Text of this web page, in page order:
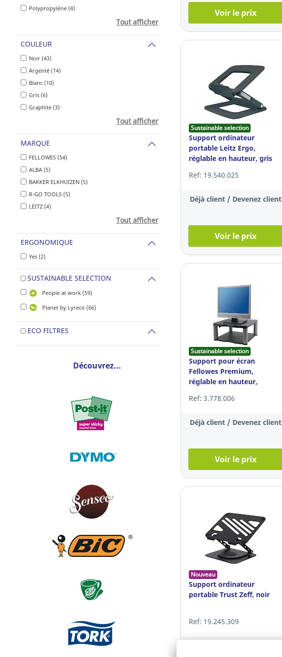
Polypropylène (4)
Tout afficher
COULEUR
Noir (43)
Argenté (14)
Blanc (10)
Gris (6)
Graphite (3)
Tout afficher
MARQUE
FELLOWES (54)
ALBA (5)
BAKKER ELKHUIZEN (5)
R-GO TOOLS (5)
LEITZ (4)
Tout afficher
ERGONOMIQUE
Yes (2)
SUSTAINABLE SELECTION
People at work (59)
Planet by Lyreco (66)
ECO FILTRES
Découvrez...
Voir le prix
Sustainable selection
Support ordinateur
portable Leitz Ergo,
réglable en hauteur, gris
Ref: 19.540.025
Déjà client / Devenez client
Voir le prix
Sustainable selection
Support pour écran
Fellowes Premium,
réglable en hauteur,
Ref: 3.778.006
Déjà client / Devenez client
Voir le prix
Nouveau
Support ordinateur
portable Trust Zeff, noir
Ref: 19.245.309